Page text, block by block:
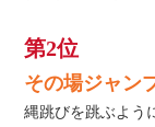
第2位
その場ジャン
縄跳びを跳ぶよう